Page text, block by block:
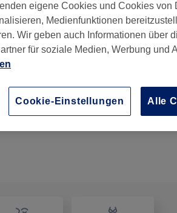
eigene Cookies und Cookies von
Medienfunktionen
Wir geben auch Informationen über
für soziale Medien, Werbung und
Cookie-Einstellungen Alle